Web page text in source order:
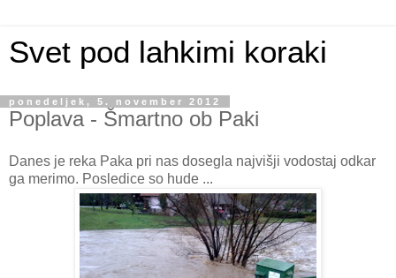
Svet pod lahkimi koraki
ponedeljek, 5. november 2012
Poplava - Šmartno ob Paki
Danes je reka Paka pri nas dosegla najvišji vodostaj odkar
ga merimo. Posledice so hude ...